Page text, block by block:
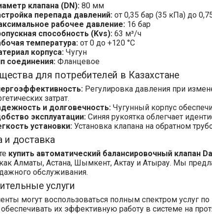
клапана (DN): 80 мм
перепада давлений: от 0,35 бар (35 кПа) до
рабочее давление: 16 бар
способность (Kvs): 63 м³/ч
температура: от 0 до +120 °C
корпуса: Чугун
соединения: Фланцевое
для потребителей в Казахстане
Регулировка давления при
затрат.
и долговечность: Чугунный корпус
эксплуатации: Синяя рукоятка облегчает
установки: Установка клапана на обратном
и доставка
купить автоматический балансировочный клапан
Алматы, Астана, Шымкент, Актау и Атырау. Мы
обслуживания.
услуги
могут воспользоваться полным спектром услуг
их эффективную работу в системе на